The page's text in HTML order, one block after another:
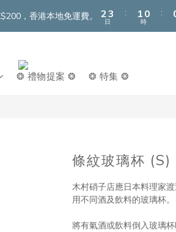
，香港本地免運費。
2
1
3
2
日
:
1
0
0
時
:
❂ 禮物提案 ❂ ❂ 特集 ❂
條紋玻璃杯 (S)
木村硝子店應日本料理家
用不同酒及飲料的玻璃杯。
將有氣酒或飲料倒入玻璃